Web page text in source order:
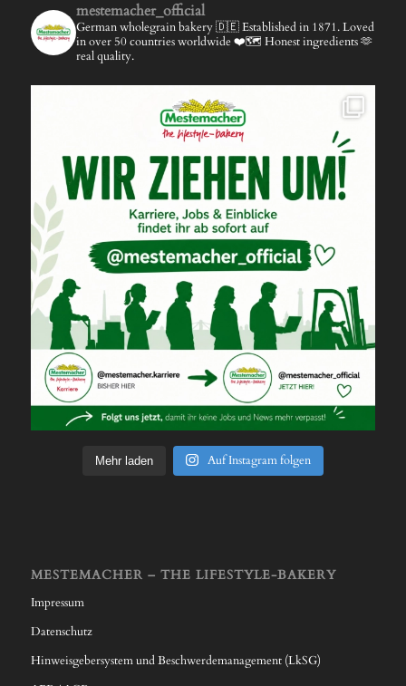
mestemacher_official
German wholegrain bakery 🇩🇪Established in 1871.Loved
in over 50 countries worldwide ❤️🗺️ Honest ingredients 🫶
real quality.
Mehr laden Auf Instagram folgen
MESTEMACHER – THE LIFESTYLE-BAKERY
Impressum
Datenschutz
Hinweisgebersystem und Beschwerdemanagement (LkSG)